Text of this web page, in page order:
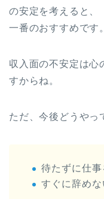
の安定を考えると、
一番のおすすめです。
収入面の不安定は心
すからね。
ただ、今後どうやっ
待たずに仕
すぐに辞め